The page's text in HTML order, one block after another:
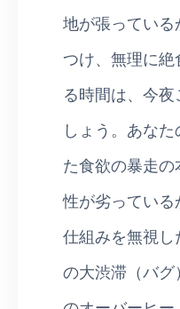
地が張ってい
つけ、無理に
る時間は、今
しょう。あな
た食欲の暴走
性が劣ってい
仕組みを無視
の大渋滞（バ